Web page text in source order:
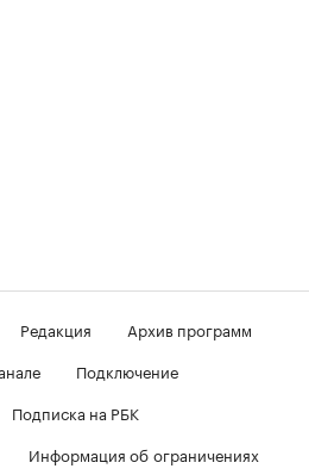
Редакция
Архив программ
Подключение
Подписка на РБК
Информация об ограничениях